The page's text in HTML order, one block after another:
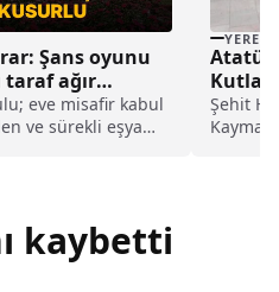
Şans oyunu
taraf ağır
eve misafir kabul
ve sürekli eşya
YEREL
Şehit
kaybetti